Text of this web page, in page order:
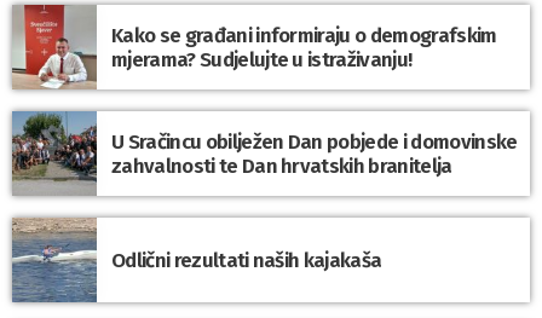
Kako se građani informiraju o demografskim
mjerama? Sudjelujte u istraživanju!
U Sračincu obilježen Dan pobjede i domovinske
zahvalnosti te Dan hrvatskih branitelja
Odlični rezultati naših kajakaša